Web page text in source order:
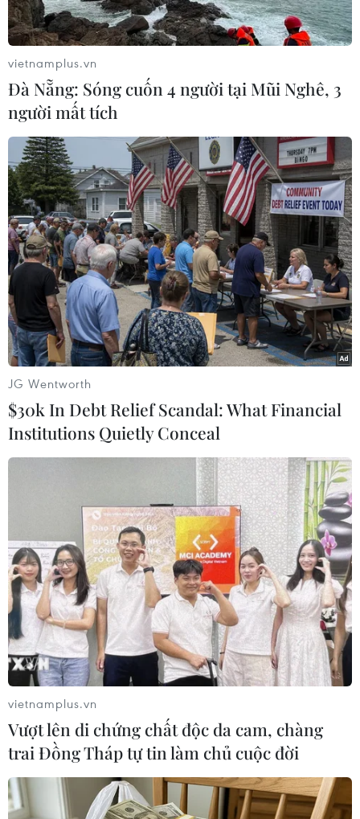
Nam kiểm tra tàu cá PY94544TS do ông Đặng Văn Cường làm
thuyền trưởng. (Ảnh: Phạm Cường/TTXVN)
Đại tá Nguyễn Thanh Tùng (thứ 3 từ trái), Phó Chỉ huy trưởng Bộ
Chỉ huy Quân sự tỉnh, Trưởng Tiểu ban truy vết COVID-19 tỉnh
Phú Yên, kiểm tra công tác phòng chống dịch tại cảng cá Phú
Lạc. (Ảnh: Phạm Cường/TTXVN)
Lao động vào cảng cá Phú Lạc phải xuất trình giấy xét nghiệm
âm tính. (Ảnh: Phạm Cường/TTXVN)
vietnamplus.vn
Đà Nẵng: Sóng cuốn 4 người tại Mũi Nghê, 3
người mất tích
JG Wentworth
$30k In Debt Relief Scandal: What Financial
Institutions Quietly Conceal
vietnamplus.vn
Vượt lên di chứng chất độc da cam, chàng
trai Đồng Tháp tự tin làm chủ cuộc đời